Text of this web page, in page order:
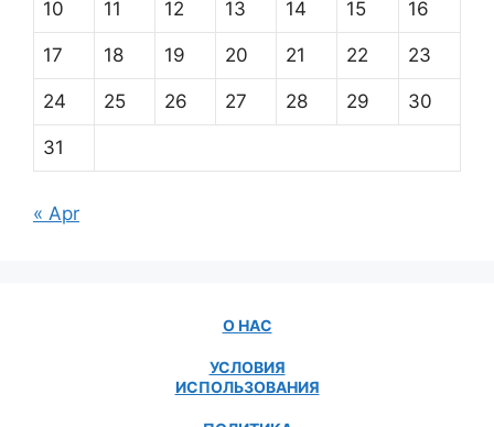
10 11 12 13 14 15 16
17 18 19 20 21 22 23
24 25 26 27 28 29 30
31
« Apr
О НАС
УСЛОВИЯ
ИСПОЛЬЗОВАНИЯ